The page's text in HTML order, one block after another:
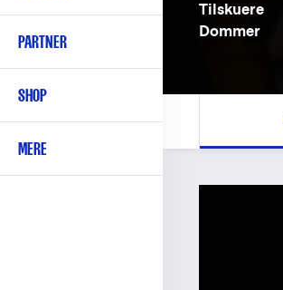
PARTNER
SHOP
MERE
Tilskuere
Dommer